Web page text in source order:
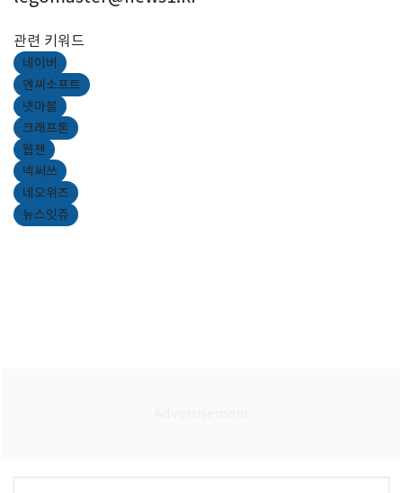
관련 키워드
네이버
엔씨소프트
넷마블
크래프톤
웹젠
넥써쓰
네오위즈
뉴스잇쥬